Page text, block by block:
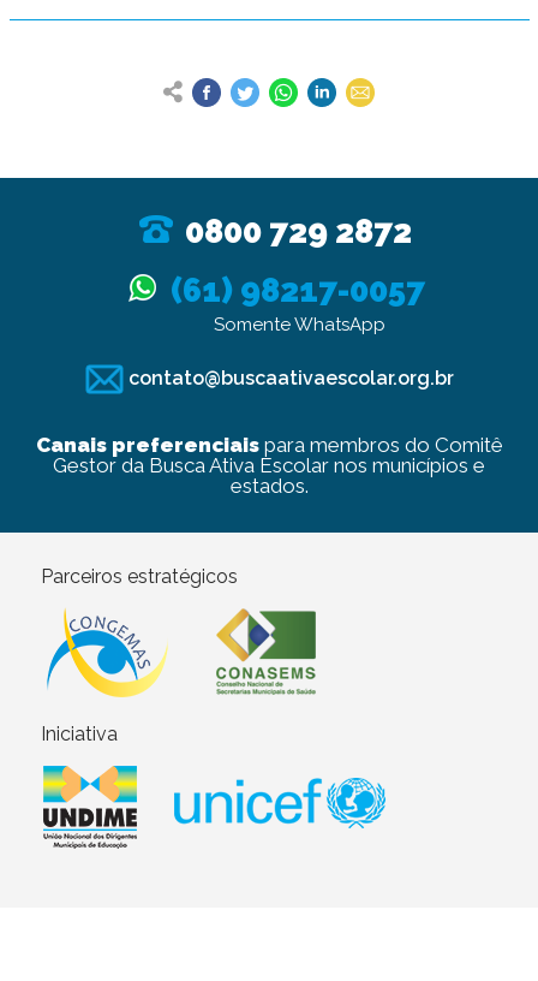
0800 729 2872
(61) 98217-0057
Somente WhatsApp
contato@buscaativaescolar.org.br
Canais preferenciaispara membros do Comitê
Gestor da Busca Ativa Escolar nos municípios e
estados.
Parceiros estratégicos
Iniciativa